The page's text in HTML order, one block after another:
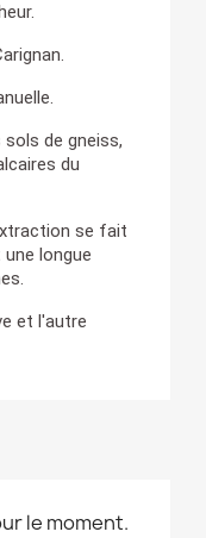
de gneiss,
du
se fait
longue
et l'autre
le moment.